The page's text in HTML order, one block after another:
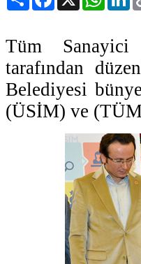
Tüm
tarafından
Belediyesi
(ÜSİM) ve